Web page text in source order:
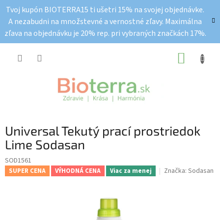
obsah
Tvoj kupón BIOTERRA15 ti ušetri 15% na svojej objednávke.
A nezabudni na množstevné a vernostné zľavy. Maximálna
zľava na objednávku je 20% rep. pri vybraných značkách 17%.
Universal Tekutý prací prostriedok
Lime Sodasan
SOD1561
SUPER CENA VÝHODNÁ CENA Viac za menej Značka: Sodasan